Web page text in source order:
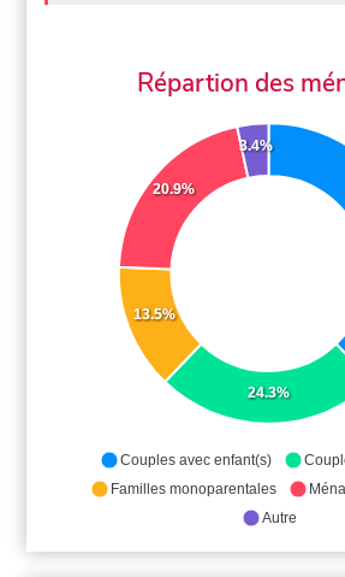
Répartion des
24.3%
13.5%
20.9%
3.4%
Couples avec enfant(s)
Familles monoparentales
Autre